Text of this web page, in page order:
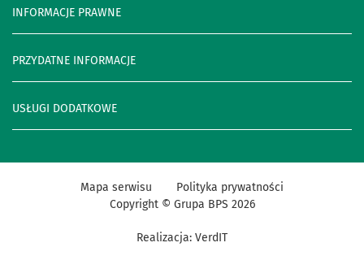
INFORMACJE PRAWNE
PRZYDATNE INFORMACJE
USŁUGI DODATKOWE
Realizacja: VerdIT
Mapa serwisu
Polityka prywatności
Copyright © Grupa BPS 2026